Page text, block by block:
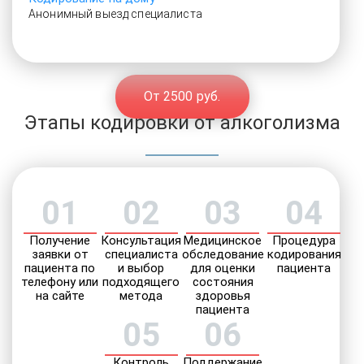
Анонимный выезд специалиста
От 2500 руб.
Этапы кодировки от алкоголизма
01
Получение
заявки от
пациента по
телефону или
на сайте
02
Консультация
специалиста
и выбор
подходящего
метода
03
Медицинское
обследование
для оценки
состояния
здоровья
пациента
04
Процедура
кодирования
пациента
05 06